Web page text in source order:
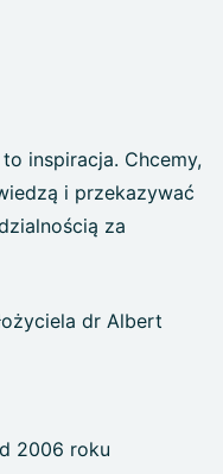
inspiracja. Chcemy,
i przekazywać
za
dr Albert
2006 roku